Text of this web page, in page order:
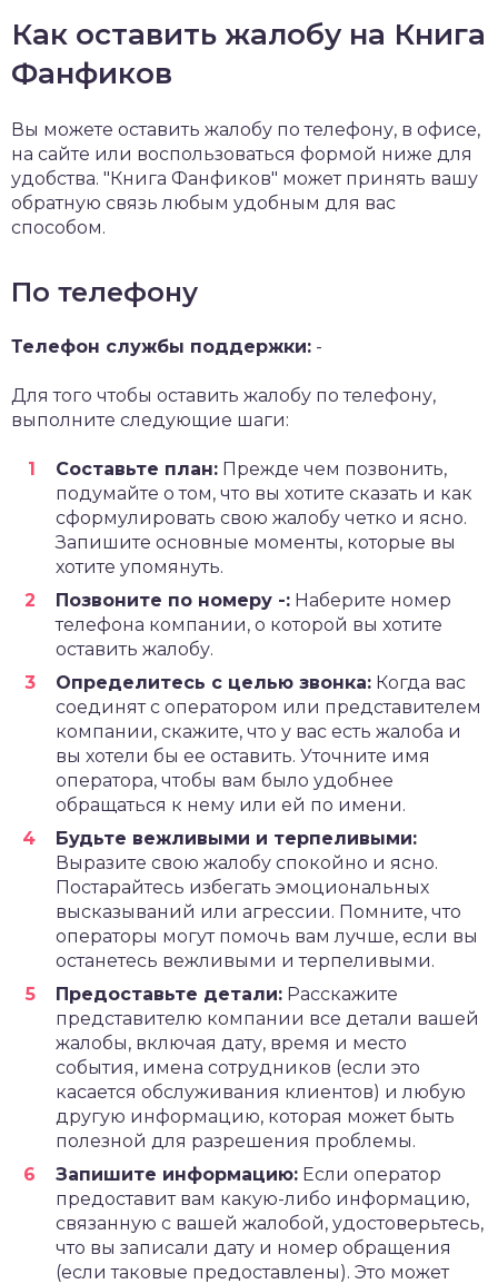
Как оставить жалобу на Книга
Фанфиков
Вы можете оставить жалобу по телефону, в офисе,
на сайте или воспользоваться формой ниже для
удобства. "Книга Фанфиков" может принять вашу
обратную связь любым удобным для вас
способом.
По телефону
Телефон службы поддержки: -
Для того чтобы оставить жалобу по телефону,
выполните следующие шаги:
Составьте план: Прежде чем позвонить,
подумайте о том, что вы хотите сказать и как
сформулировать свою жалобу четко и ясно.
Запишите основные моменты, которые вы
хотите упомянуть.
Позвоните по номеру -: Наберите номер
телефона компании, о которой вы хотите
оставить жалобу.
Определитесь с целью звонка: Когда вас
соединят с оператором или представителем
компании, скажите, что у вас есть жалоба и
вы хотели бы ее оставить. Уточните имя
оператора, чтобы вам было удобнее
обращаться к нему или ей по имени.
Будьте вежливыми и терпеливыми:
Выразите свою жалобу спокойно и ясно.
Постарайтесь избегать эмоциональных
высказываний или агрессии. Помните, что
операторы могут помочь вам лучше, если вы
останетесь вежливыми и терпеливыми.
Предоставьте детали: Расскажите
представителю компании все детали вашей
жалобы, включая дату, время и место
события, имена сотрудников (если это
касается обслуживания клиентов) и любую
другую информацию, которая может быть
полезной для разрешения проблемы.
Запишите информацию: Если оператор
предоставит вам какую-либо информацию,
связанную с вашей жалобой, удостоверьтесь,
что вы записали дату и номер обращения
(если таковые предоставлены). Это может